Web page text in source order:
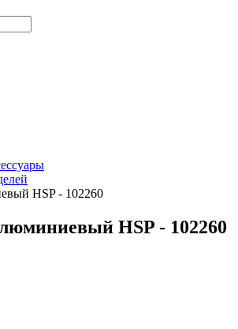
HSP - 102260
HSP - 102260